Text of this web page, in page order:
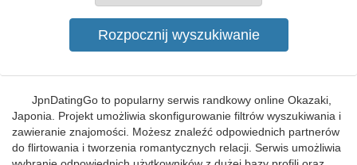
JpnDatingGo to popularny serwis randkowy online Okazaki,
Japonia. Projekt umożliwia skonfigurowanie filtrów wyszukiwania i
zawieranie znajomości. Możesz znaleźć odpowiednich partnerów
do flirtowania i tworzenia romantycznych relacji. Serwis umożliwia